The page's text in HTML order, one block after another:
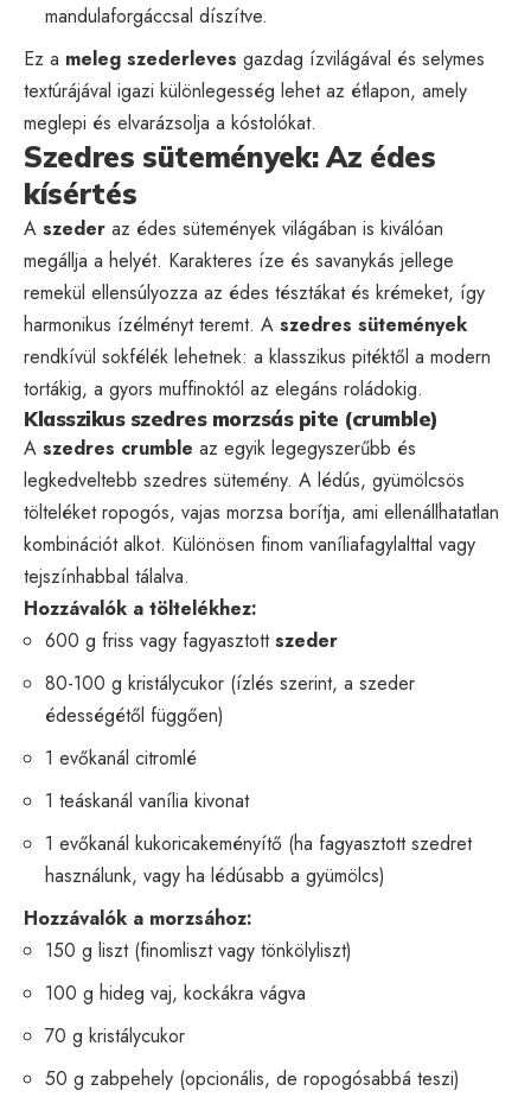
mandulaforgáccsal díszítve.
Ez a meleg szederleves gazdag ízvilágával és selymes
textúrájával igazi különlegesség lehet az étlapon, amely
meglepi és elvarázsolja a kóstolókat.
Szedres sütemények: Az édes
kísértés
A szeder az édes sütemények világában is kiválóan
megállja a helyét. Karakteres íze és savanykás jellege
remekül ellensúlyozza az édes tésztákat és krémeket, így
harmonikus ízélményt teremt. A szedres sütemények
rendkívül sokfélék lehetnek: a klasszikus pitéktől a modern
tortákig, a gyors muffinoktól az elegáns roládokig.
Klasszikus szedres morzsás pite (crumble)
A szedres crumble az egyik legegyszerűbb és
legkedveltebb szedres sütemény. A lédús, gyümölcsös
tölteléket ropogós, vajas morzsa borítja, ami ellenállhatatlan
kombinációt alkot. Különösen finom vaníliafagylalttal vagy
tejszínhabbal tálalva.
Hozzávalók a töltelékhez:
600 g friss vagy fagyasztottszeder
80-100 g kristálycukor (ízlés szerint, a szeder
édességétől függően)
1 evőkanál citromlé
1 teáskanál vanília kivonat
1 evőkanál kukoricakeményítő (ha fagyasztott szedret
használunk, vagy ha lédúsabb a gyümölcs)
Hozzávalók a morzsához:
150 g liszt (finomliszt vagy tönkölyliszt)
100 g hideg vaj, kockákra vágva
70 g kristálycukor
50 g zabpehely (opcionális, de ropogósabbá teszi)